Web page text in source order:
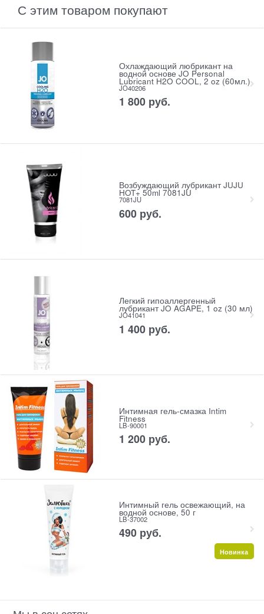
С этим товаром покупают
Охлаждающий любрикант на
водной основе JO Personal
Lubricant H2O COOL, 2 oz (60мл.)
JO40206
1 800 руб.
Возбуждающий лубрикант JUJU
HOT+ 50ml 7081JU
7081JU
600 руб.
Легкий гипоаллергенный
лубрикант JO AGAPE, 1 oz (30 мл)
JO41041
1 400 руб.
Интимная гель-смазка Intim
Fitness
LB-90001
1 200 руб.
Интимный гель освежающий, на
водной основе, 50 г
LB-37002
490 руб.
Новинка